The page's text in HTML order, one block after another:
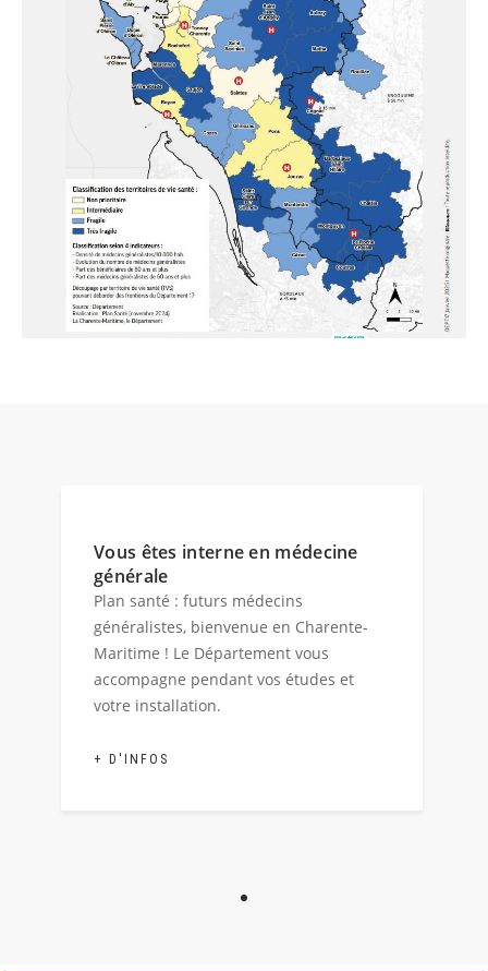
Vous êtes interne en médecine
générale
Plan santé : futurs médecins
généralistes, bienvenue en Charente-
Maritime ! Le Département vous
accompagne pendant vos études et
votre installation.
+ D'INFOS
Afficher l'image 1